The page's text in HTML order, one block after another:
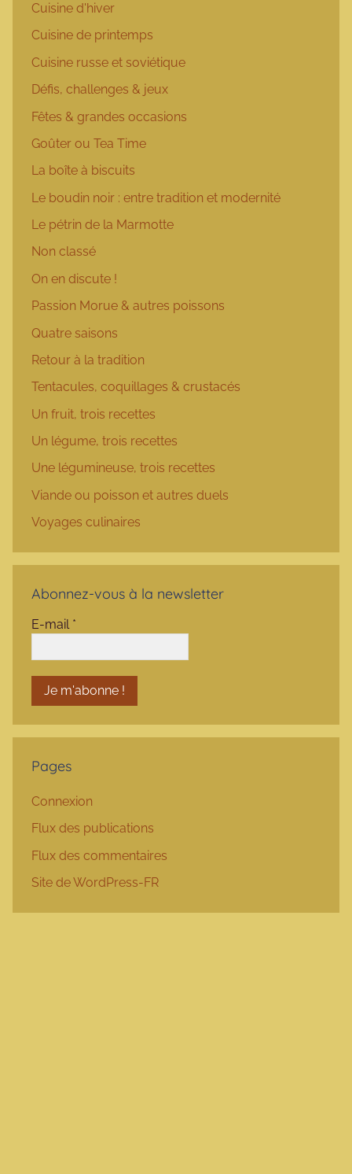
Cuisine d'hiver
Cuisine de printemps
Cuisine russe et soviétique
Défis, challenges & jeux
Fêtes & grandes occasions
Goûter ou Tea Time
La boîte à biscuits
Le boudin noir : entre tradition et modernité
Le pétrin de la Marmotte
Non classé
On en discute !
Passion Morue & autres poissons
Quatre saisons
Retour à la tradition
Tentacules, coquillages & crustacés
Un fruit, trois recettes
Un légume, trois recettes
Une légumineuse, trois recettes
Viande ou poisson et autres duels
Voyages culinaires
Abonnez-vous à la newsletter
E-mail *
Pages
Connexion
Flux des publications
Flux des commentaires
Site de WordPress-FR